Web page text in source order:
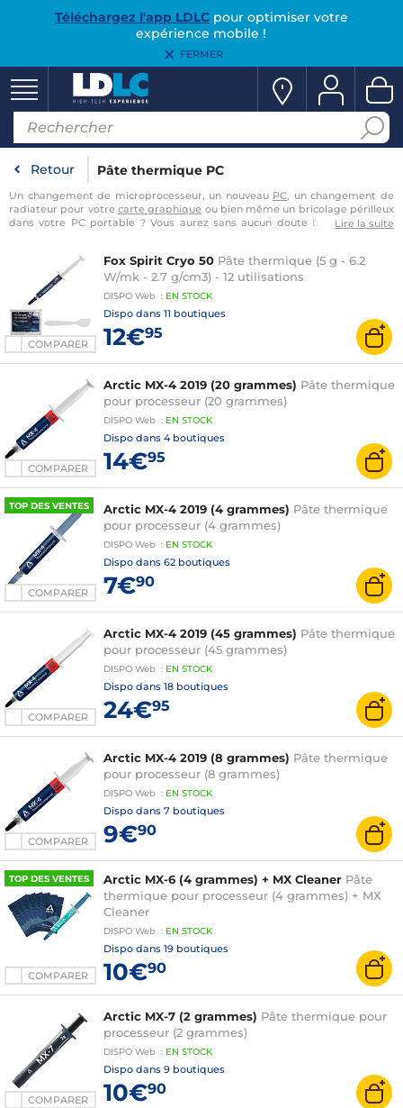
Téléchargez l'app LDLCpour optimiser votre
expérience mobile !
FERMER
Retour Pâte thermique PC
Un changement de microprocesseur, un nouveau PC, un changement de
radiateur pour votre carte graphique ou bien même un bricolage périlleux
dans votre PC portable ? Vous aurez sans aucun doute besoin de Pâte
adhésive ! Vous venez de changer de microprocesseur ou de radiateur
Ventilateur processeur? Vous allez avoir besoin de Pâte thermique afin de
pouvoir assurer un transfert de chaleur efficace entre la surface de votre
processeur
Lire la suite
COMPARER
Fox Spirit Cryo 50 Pâte thermique (5 g - 6.2
W/mk - 2.7 g/cm3) - 12 utilisations
DISPO Web : EN STOCK
Dispo dans 11 boutiques
12€95
COMPARER
Arctic MX-4 2019 (20 grammes) Pâte thermique
pour processeur (20 grammes)
DISPO Web : EN STOCK
Dispo dans 4 boutiques
14€95
TOP DES VENTES
COMPARER
Arctic MX-4 2019 (4 grammes) Pâte thermique
pour processeur (4 grammes)
DISPO Web : EN STOCK
Dispo dans 62 boutiques
7€90
COMPARER
Arctic MX-4 2019 (45 grammes) Pâte thermique
pour processeur (45 grammes)
DISPO Web : EN STOCK
Dispo dans 18 boutiques
24€95
COMPARER
Arctic MX-4 2019 (8 grammes) Pâte thermique
pour processeur (8 grammes)
DISPO Web : EN STOCK
Dispo dans 7 boutiques
9€90
TOP DES VENTES
COMPARER
Arctic MX-6 (4 grammes) + MX Cleaner Pâte
thermique pour processeur (4 grammes) + MX
Cleaner
DISPO Web : EN STOCK
Dispo dans 19 boutiques
10€90
COMPARER
Arctic MX-7 (2 grammes) Pâte thermique pour
processeur (2 grammes)
DISPO Web : EN STOCK
Dispo dans 9 boutiques
10€90